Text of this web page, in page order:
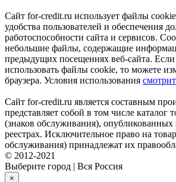
Сайт for-credit.ru использует файлы
удобства пользователей и обеспечения
работоспособности сайта и сервисов.
небольшие файлы, содержащие
предыдущих посещениях веб-сайта.
использовать файлы cookie, то можете
браузера. Условия использования
Сайт for-credit.ru является составным
представляет собой в том числе каталог
(знаков обслуживания),
реестрах. Исключительное право на
обслуживания) принадлежат их
© 2012-2021
Выберите город | Вся Россия
×